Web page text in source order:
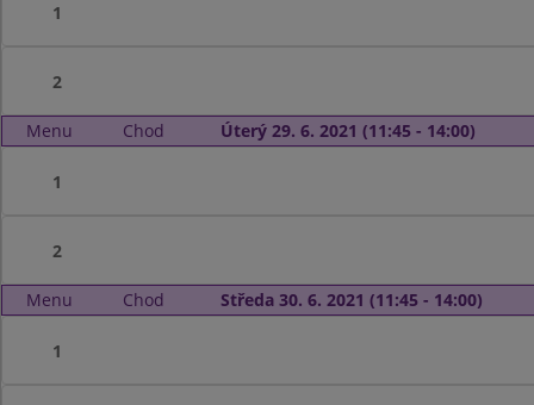
1
2
Menu Chod Úterý 29. 6. 2021 (11:45 - 14:00)
1
2
Menu Chod Středa 30. 6. 2021 (11:45 - 14:00)
1